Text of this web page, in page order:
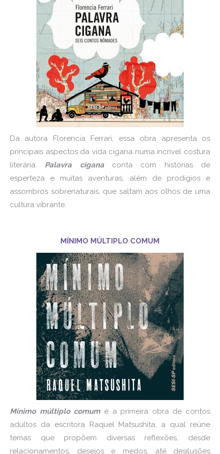
Da autora Florencia Ferrari, essa obra apresenta os
principais aspectos da vida cigana numa incrível costura
literária. Palavra ciganaconta com histórias de
esperteza e muitas aventuras, além de prodígios e
assombros sobrenaturais, que saltam aos olhos de uma
cultura vibrante.
MÍNIMO MÚLTIPLO COMUM
Mínimo múltiplo comumé a primeira obra de contos
adultos da escritora Raquel Matsushita, a qual reúne
temas que propõem diversas reflexões, desde
relacionamentos, desejos e medos, até desilusões